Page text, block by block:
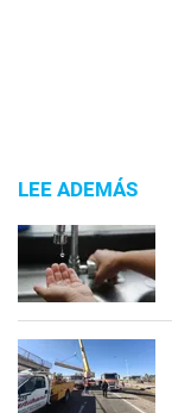
LEE ADEMÁS